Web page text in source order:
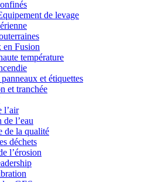
de levage
en Fusion
température
et étiquettes
et tranchée
l’air
l’eau
de la qualité
déchets
l’érosion